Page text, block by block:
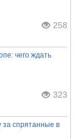
258
чего ждать
323
спрятанные в